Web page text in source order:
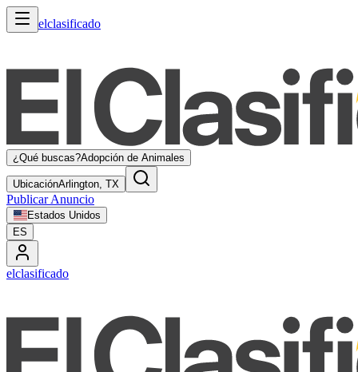
elclasificado
¿Qué buscas?Adopción de Animales
UbicaciónArlington, TX
Publicar Anuncio
Estados Unidos
ES
elclasificado